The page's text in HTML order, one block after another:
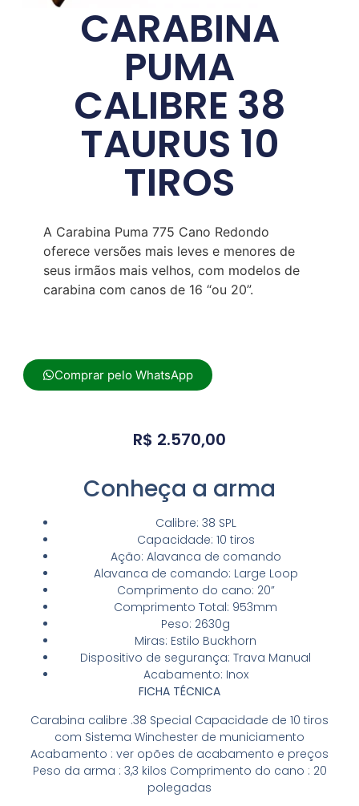
CARABINA
PUMA
CALIBRE 38
TAURUS 10
TIROS
A Carabina Puma 775 Cano Redondo
oferece versões mais leves e menores de
seus irmãos mais velhos, com modelos de
carabina com canos de 16 “ou 20”.
Comprar pelo WhatsApp
R$ 2.570,00
Conheça a arma
Calibre: 38 SPL
Capacidade: 10 tiros
Ação: Alavanca de comando
Alavanca de comando: Large Loop
Comprimento do cano: 20”
Comprimento Total: 953mm
Peso: 2630g
Miras: Estilo Buckhorn
Dispositivo de segurança: Trava Manual
Acabamento: Inox
FICHA TÉCNICA
Carabina calibre .38 Special Capacidade de 10 tiros
com Sistema Winchester de municiamento
Acabamento : ver opões de acabamento e preços
Peso da arma : 3,3 kilos Comprimento do cano : 20
polegadas